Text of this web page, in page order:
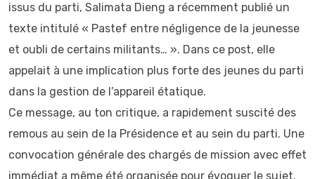
issus du parti, Salimata Dieng a récemment publié un
texte intitulé « Pastef entre négligence de la jeunesse
et oubli de certains militants… ». Dans ce post, elle
appelait à une implication plus forte des jeunes du parti
dans la gestion de l’appareil étatique.
Ce message, au ton critique, a rapidement suscité des
remous au sein de la Présidence et au sein du parti. Une
convocation générale des chargés de mission avec effet
immédiat a même été organisée pour évoquer le sujet.